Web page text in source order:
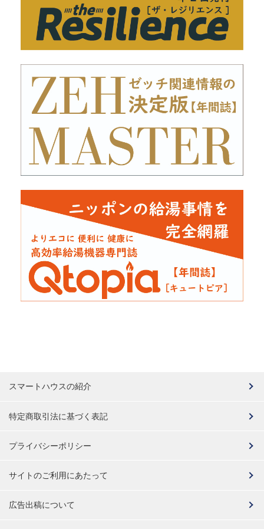
スマートハウスの紹介
特定商取引法に基づく表記
プライバシーポリシー
サイトのご利用にあたって
広告出稿について